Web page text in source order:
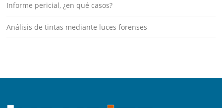
Informe pericial, ¿en qué casos?
Análisis de tintas mediante luces forenses